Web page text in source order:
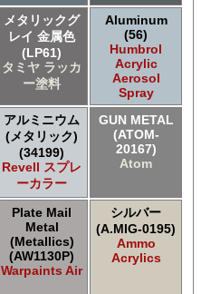
メタリックグ
レイ 金属色
(LP61)
タミヤ ラッカ
ー塗料
Aluminum
(56)
Humbrol
Acrylic
Aerosol
Spray
アルミニウム
(メタリック)
(34199)
Revell スプレ
ーカラー
GUN METAL
(ATOM-
20167)
Atom
Plate Mail
Metal
(Metallics)
(AW1130P)
Warpaints Air
シルバー
(A.MIG-0195)
Ammo
Acrylics